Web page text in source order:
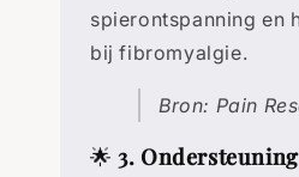
spierontspanning en
bij fibromyalgie.
Bron: Pain
🌟3.